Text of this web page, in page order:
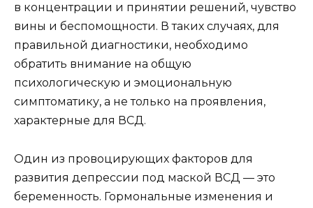
в концентрации и принятии решений, чувство
вины и беспомощности. В таких случаях, для
правильной диагностики, необходимо
обратить внимание на общую
психологическую и эмоциональную
симптоматику, а не только на проявления,
характерные для ВСД.
Один из провоцирующих факторов для
развития депрессии под маской ВСД — это
беременность. Гормональные изменения и